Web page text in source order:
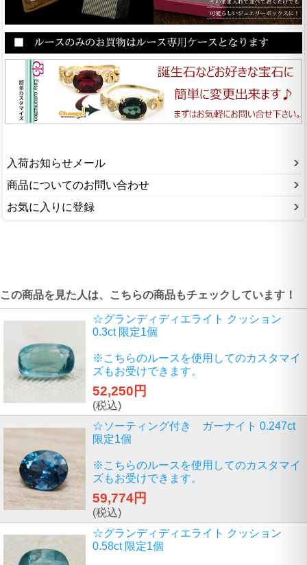
入荷お知らせメール
商品についてのお問い合わせ
お気に入りに登録
この商品を見た人は、こちらの商品もチェックしています！
☆グランディディエライト クッション
0.3ct 限定1個
※こちらのルースを使用してのカスタマイ
ズもお受けできます。
52,250円
(税込)
☆ソーティング付き ガーナイト 0.247ct
限定1個
※こちらのルースを使用してのカスタマイ
ズもお受けできます。
59,774円
(税込)
☆グランディディエライト クッション
0.58ct 限定1個